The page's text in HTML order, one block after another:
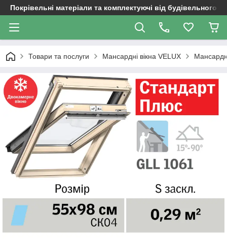
Покрівельні матеріали та комплектуючі від будівельного
Товари та послуги Мансардні вікна VELUX